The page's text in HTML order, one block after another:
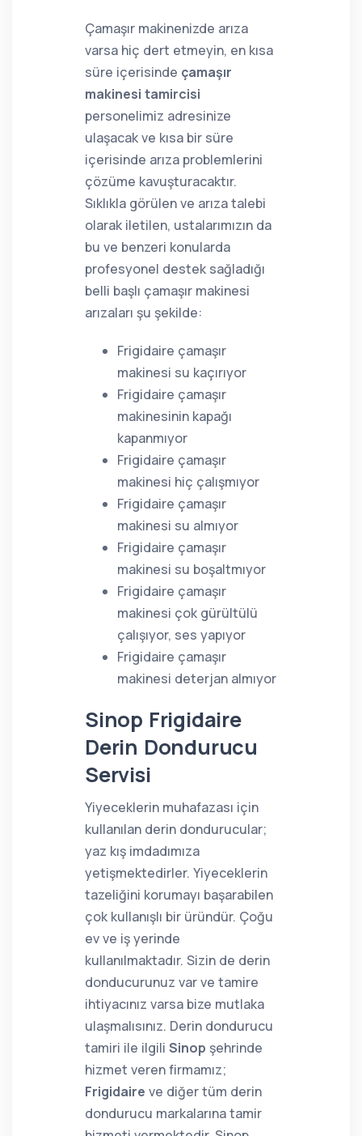
Çamaşır makinenizde arıza
varsa hiç dert etmeyin, en kısa
süre içerisinde çamaşır
makinesi tamircisi
personelimiz adresinize
ulaşacak ve kısa bir süre
içerisinde arıza problemlerini
çözüme kavuşturacaktır.
Sıklıkla görülen ve arıza talebi
olarak iletilen, ustalarımızın da
bu ve benzeri konularda
profesyonel destek sağladığı
belli başlı çamaşır makinesi
arızaları şu şekilde:
Frigidaire çamaşır
makinesi su kaçırıyor
Frigidaire çamaşır
makinesinin kapağı
kapanmıyor
Frigidaire çamaşır
makinesi hiç çalışmıyor
Frigidaire çamaşır
makinesi su almıyor
Frigidaire çamaşır
makinesi su boşaltmıyor
Frigidaire çamaşır
makinesi çok gürültülü
çalışıyor, ses yapıyor
Frigidaire çamaşır
makinesi deterjan almıyor
Sinop Frigidaire
Derin Dondurucu
Servisi
Yiyeceklerin muhafazası için
kullanılan derin dondurucular;
yaz kış imdadımıza
yetişmektedirler. Yiyeceklerin
tazeliğini korumayı başarabilen
çok kullanışlı bir üründür. Çoğu
ev ve iş yerinde
kullanılmaktadır. Sizin de derin
donducurunuz var ve tamire
ihtiyacınız varsa bize mutlaka
ulaşmalısınız. Derin dondurucu
tamiri ile ilgili Sinop şehrinde
hizmet veren firmamız;
Frigidaire ve diğer tüm derin
dondurucu markalarına tamir